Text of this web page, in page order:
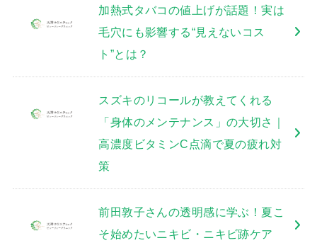
加熱式タバコの値上げが話題！実は
毛穴にも影響する“見えないコス
ト”とは？
スズキのリコールが教えてくれる
「身体のメンテナンス」の大切さ｜
高濃度ビタミンC点滴で夏の疲れ対
策
前田敦子さんの透明感に学ぶ！夏こ
そ始めたいニキビ・ニキビ跡ケア